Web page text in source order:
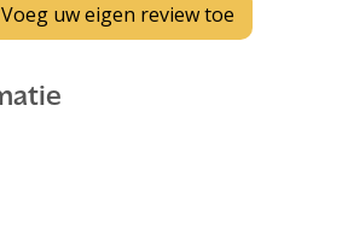
Voeg uw eigen review toe